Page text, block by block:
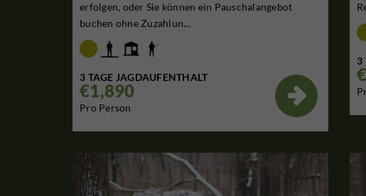
erfolgen, oder Sie können ein Pauschalangebot
buchen ohne Zuzahlun...
3 TAGE JAGDAUFENTHALT
€1,890
Pro Person

3